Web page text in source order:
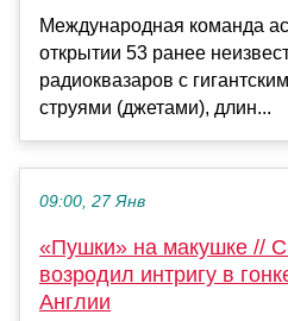
Международная команда
открытии 53 ранее
радиоквазаров с
струями (джетами), длин...
09:00, 27 Янв
«Пушки» на макушке //
возродил интригу в
Англии